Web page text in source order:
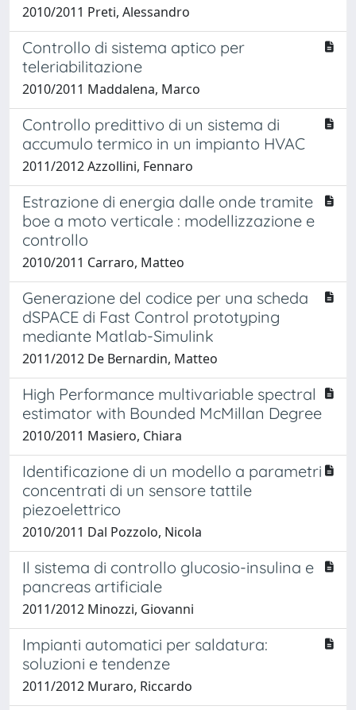
2010/2011 Preti, Alessandro
Controllo di sistema aptico per
teleriabilitazione
2010/2011 Maddalena, Marco
Controllo predittivo di un sistema di
accumulo termico in un impianto HVAC
2011/2012 Azzollini, Fennaro
Estrazione di energia dalle onde tramite
boe a moto verticale : modellizzazione e
controllo
2010/2011 Carraro, Matteo
Generazione del codice per una scheda
dSPACE di Fast Control prototyping
mediante Matlab-Simulink
2011/2012 De Bernardin, Matteo
High Performance multivariable spectral
estimator with Bounded McMillan Degree
2010/2011 Masiero, Chiara
Identificazione di un modello a parametri
concentrati di un sensore tattile
piezoelettrico
2010/2011 Dal Pozzolo, Nicola
Il sistema di controllo glucosio-insulina e
pancreas artificiale
2011/2012 Minozzi, Giovanni
Impianti automatici per saldatura:
soluzioni e tendenze
2011/2012 Muraro, Riccardo